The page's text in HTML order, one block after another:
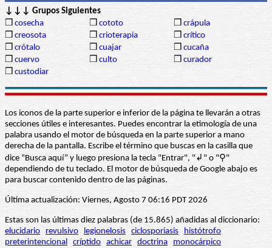
↓↓↓ Grupos Siguientes
❒ cosecha ❒ cototo ❒ crápula
❒ creosota ❒ crioterapia ❒ crítico
❒ crótalo ❒ cuajar ❒ cucaña
❒ cuervo ❒ culto ❒ curador
❒ custodiar
Los iconos de la parte superior e inferior de la página te llevarán a otras
secciones útiles e interesantes. Puedes encontrar la etimología de una
palabra usando el motor de búsqueda en la parte superior a mano
derecha de la pantalla. Escribe el término que buscas en la casilla que
dice “Busca aquí” y luego presiona la tecla "Entrar", "↲" o "⚲"
dependiendo de tu teclado. El motor de búsqueda de Google abajo es
para buscar contenido dentro de las páginas.
Última actualización: Viernes, Agosto 7 06:16 PDT 2026
Estas son las últimas diez palabras (de 15.865) añadidas al diccionario:
elucidario
revulsivo legionelosis ciclosporiasis
histótrofo
preterintencional críptido achicar doctrina monocárpico